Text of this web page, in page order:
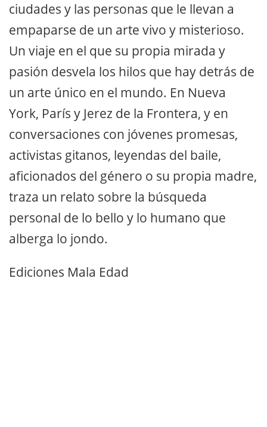
ciudades y las personas que le llevan a
empaparse de un arte vivo y misterioso.
Un viaje en el que su propia mirada y
pasión desvela los hilos que hay detrás de
un arte único en el mundo. En Nueva
York, París y Jerez de la Frontera, y en
conversaciones con jóvenes promesas,
activistas gitanos, leyendas del baile,
aficionados del género o su propia madre,
traza un relato sobre la búsqueda
personal de lo bello y lo humano que
alberga lo jondo.
Ediciones Mala Edad